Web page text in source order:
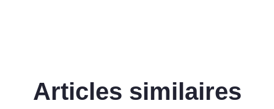
Articles similaires